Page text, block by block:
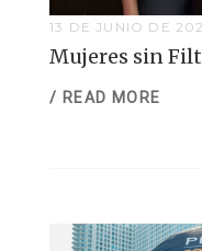
13 DE JUNIO DE
Mujeres sin
/ READ MORE